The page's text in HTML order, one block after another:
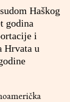
Haškog
godina
i
Hrvata u